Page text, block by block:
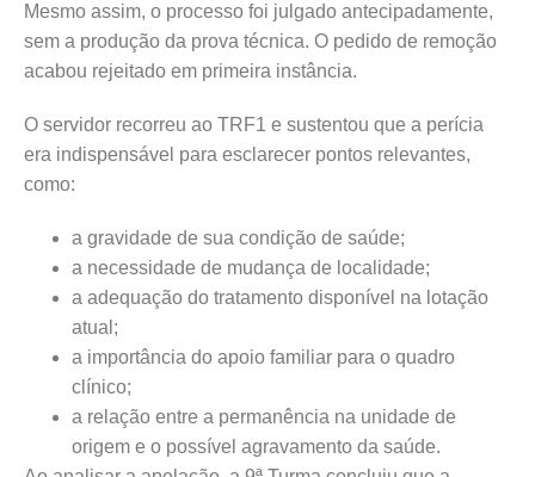
Mesmo assim, o processo foi julgado antecipadamente,
sem a produção da prova técnica. O pedido de remoção
acabou rejeitado em primeira instância.
O servidor recorreu ao TRF1 e sustentou que a perícia
era indispensável para esclarecer pontos relevantes,
como:
a gravidade de sua condição de saúde;
a necessidade de mudança de localidade;
a adequação do tratamento disponível na lotação
atual;
a importância do apoio familiar para o quadro
clínico;
a relação entre a permanência na unidade de
origem e o possível agravamento da saúde.